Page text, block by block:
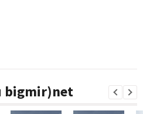
bigmir)net